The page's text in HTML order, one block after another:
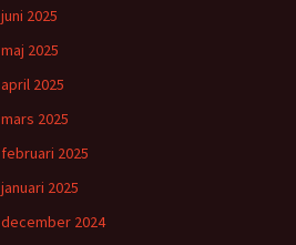
juni 2025
maj 2025
april 2025
mars 2025
februari 2025
januari 2025
december 2024